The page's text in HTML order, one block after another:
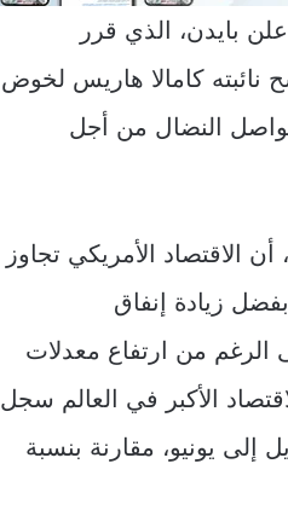
بايدن، الذي قرر
نائبته كامالا هاريس لخوض
النضال من أجل
الاقتصاد الأمريكي تجاوز
زيادة إنفاق
الرغم من ارتفاع معدلات
الأكبر في العالم سجل
أبريل إلى يونيو، مقارنة بنسبة